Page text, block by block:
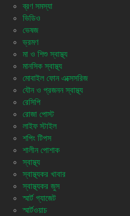
ব্রণ সমস্যা
ভিডিও
ভেষজ
ভ্রমণ
মা ও শিশু স্বাস্থ্য
মানসিক স্বাস্থ্য
মোবাইল ফোন এক্সেসরিজ
যৌন ও প্রজনন স্বাস্থ্য
রেসিপি
রোজা পোস্ট
লাইফ স্টাইল
শপিং টিপস
শালীন পোশাক
স্বাস্থ্য
স্বাস্থ্যকর খাবার
স্বাস্থ্যকর জুস
স্মার্ট গ্যাজেট
স্মার্টওয়াচ